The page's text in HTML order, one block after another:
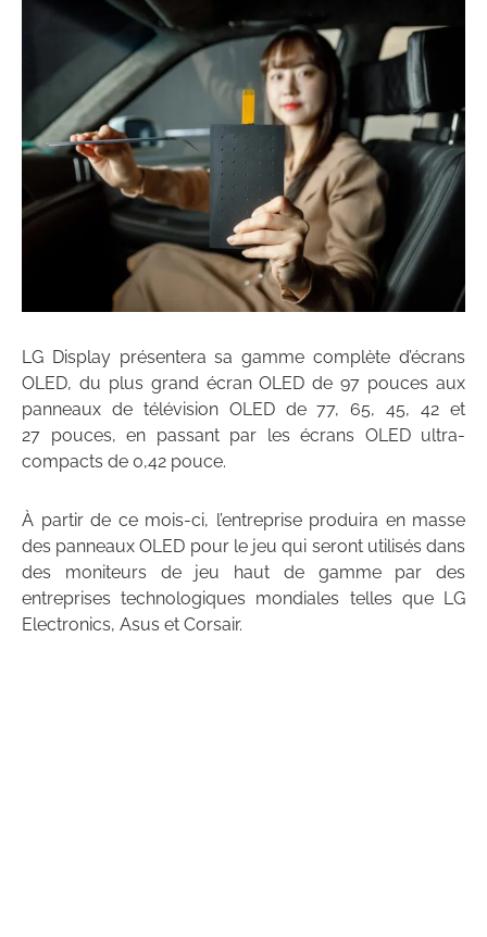
LG Display présentera sa gamme complète d’écrans
OLED, du plus grand écran OLED de 97 pouces aux
panneaux de télévision OLED de 77, 65, 45, 42 et
27 pouces, en passant par les écrans OLED ultra-
compacts de 0,42 pouce.
À partir de ce mois-ci, l’entreprise produira en masse
des panneaux OLED pour le jeu qui seront utilisés dans
des moniteurs de jeu haut de gamme par des
entreprises technologiques mondiales telles que LG
Electronics, Asus et Corsair.